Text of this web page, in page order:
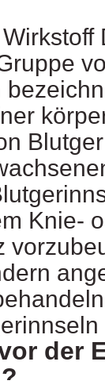
Knie-
der